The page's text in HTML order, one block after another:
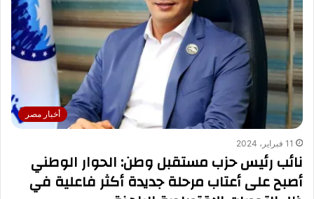
أخبار مصر
11 فبراير، 2024
نائب رئيس حزب مستقبل وطن: الحوار الوطني
أصبح على أعتاب مرحلة جديدة أكثر فاعلية في